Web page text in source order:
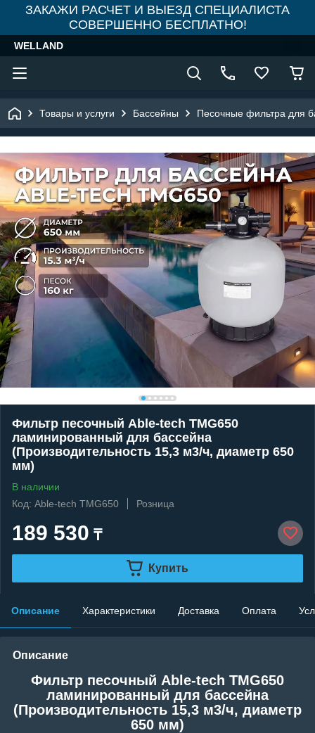
ЗАКАЖИ РАСЧЕТ И ВЫЕЗД СПЕЦИАЛИСТА
СОВЕРШЕННО БЕСПЛАТНО!
WELLAND
Товары и услуги Бассейны Песочные фильтра для
Фильтр песочный Able-tech TMG650
ламинированный для бассейна
(Производительность 15,3 м3/ч, диаметр 650
мм)
В наличии
Код: Able-tech TMG650
Розница
189 530 ₸
Купить
Описание Характеристики Доставка Оплата
Описание
Фильтр песочный Able-tech TMG650
ламинированный для бассейна
(Производительность 15,3 м3/ч, диаметр
650 мм)